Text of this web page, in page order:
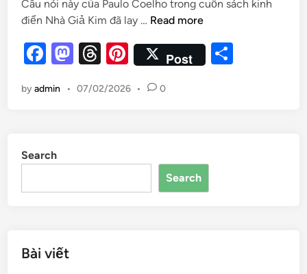
Câu nói này của Paulo Coelho trong cuốn sách kinh
điển Nhà Giả Kim đã lay … Read more
F
c
o
o
M
to
n
T
e
s
Pi
er
Post
byadmin • 07/02/2026 • 0
Search
Search
Bài viết